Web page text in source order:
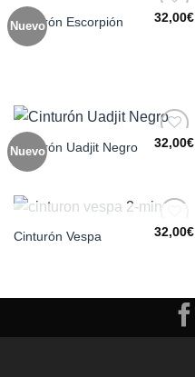
Nuevo
Añadir
Cinturón Escorpión 32,00€
Nuevo
Añadir
Cinturón Uadjit Negro 32,00€
Añadir
SIN EXISTENCIAS
Cinturón Vespa 32,00€